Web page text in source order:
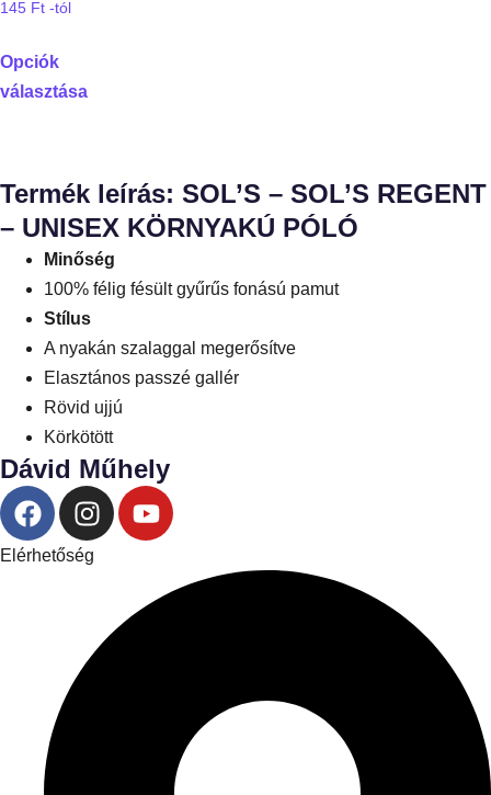
145 Ft -tól
Opciók
választása
Termék leírás: SOL’S – SOL’S REGENT
– UNISEX KÖRNYAKÚ PÓLÓ
Minőség
100% félig fésült gyűrűs fonású pamut
Stílus
A nyakán szalaggal megerősítve
Elasztános passzé gallér
Rövid ujjú
Körkötött
Dávid Műhely
Elérhetőség